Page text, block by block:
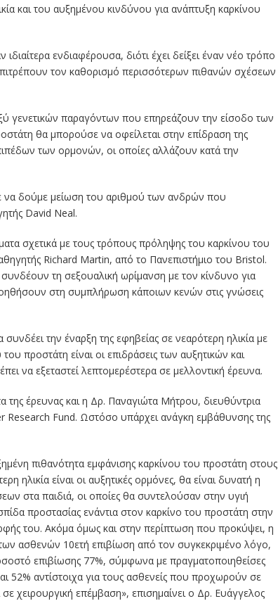
και του αυξημένου κινδύνου για ανάπτυξη καρκίνου
ενδιαφέρουσα, διότι έχει δείξει έναν νέο τρόπο
τον καθορισμό περισσότερων πιθανών σχέσεων
γενετικών παραγόντων που επηρεάζουν την είσοδο των
θα μπορούσε να οφείλεται στην επίδραση της
των ορμονών, οι οποίες αλλάζουν κατά την
να δούμε μείωση του αριθμού των ανδρών που
David Neal.
σχετικά με τους τρόπους πρόληψης του καρκίνου του
Richard Martin, από το Πανεπιστήμιο του Bristol.
τη σεξουαλική ωρίμανση με τον κίνδυνο για
στη συμπλήρωση κάποιων κενών στις γνώσεις
την έναρξη της εφηβείας σε νεαρότερη ηλικία με
προστάτη είναι οι επιδράσεις των αυξητικών και
να εξεταστεί λεπτομερέστερα σε μελλοντική έρευνα.
της έρευνας και η Δρ. Παναγιώτα Μήτρου, διευθύντρια
Fund. Ωστόσο υπάρχει ανάγκη εμβάθυνσης της
πιθανότητα εμφάνισης καρκίνου του προστάτη στους
ηλικία είναι οι αυξητικές ορμόνες, θα είναι δυνατή η
στα παιδιά, οι οποίες θα συντελούσαν στην υγιή
προστασίας ενάντια στον καρκίνο του προστάτη στην
του. Ακόμα όμως και στην περίπτωση που προκύψει, η
ασθενών 10ετή επιβίωση από τον συγκεκριμένο λόγο,
επιβίωσης 77%, σύμφωνα με πραγματοποιηθείσες
52% αντίστοιχα για τους ασθενείς που προχωρούν σε
χειρουργική επέμβαση», επισημαίνει ο Δρ. Ευάγγελος